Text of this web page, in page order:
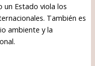
un Estado viola los
También es
ambiente y la